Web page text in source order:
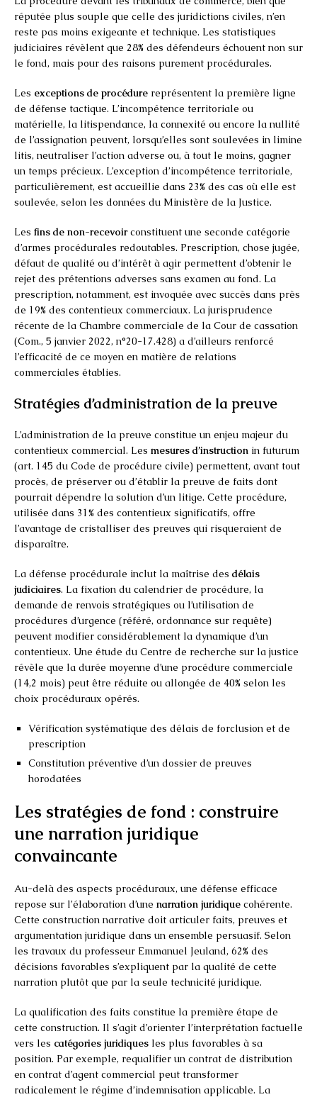
réputée plus souple que celle des juridictions civiles, n’en
reste pas moins exigeante et technique. Les statistiques
judiciaires révèlent que 28% des défendeurs échouent non sur
le fond, mais pour des raisons purement procédurales.
Les exceptions de procédure représentent la première ligne
de défense tactique. L’incompétence territoriale ou
matérielle, la litispendance, la connexité ou encore la nullité
de l’assignation peuvent, lorsqu’elles sont soulevées in limine
litis, neutraliser l’action adverse ou, à tout le moins, gagner
un temps précieux. L’exception d’incompétence territoriale,
particulièrement, est accueillie dans 23% des cas où elle est
soulevée, selon les données du Ministère de la Justice.
Les fins de non-recevoirconstituent une seconde catégorie
d’armes procédurales redoutables. Prescription, chose jugée,
défaut de qualité ou d’intérêt à agir permettent d’obtenir le
rejet des prétentions adverses sans examen au fond. La
prescription, notamment, est invoquée avec succès dans près
de 19% des contentieux commerciaux. La jurisprudence
récente de la Chambre commerciale de la Cour de cassation
(Com., 5 janvier 2022, n°20-17.428) a d’ailleurs renforcé
l’efficacité de ce moyen en matière de relations
commerciales établies.
Stratégies d’administration de la preuve
L’administration de la preuve constitue un enjeu majeur du
contentieux commercial. Les mesures d’instruction in futurum
(art. 145 du Code de procédure civile) permettent, avant tout
procès, de préserver ou d’établir la preuve de faits dont
pourrait dépendre la solution d’un litige. Cette procédure,
utilisée dans 31% des contentieux significatifs, offre
l’avantage de cristalliser des preuves qui risqueraient de
disparaître.
La défense procédurale inclut la maîtrise des délais
judiciaires. La fixation du calendrier de procédure, la
demande de renvois stratégiques ou l’utilisation de
procédures d’urgence (référé, ordonnance sur requête)
peuvent modifier considérablement la dynamique d’un
contentieux. Une étude du Centre de recherche sur la justice
révèle que la durée moyenne d’une procédure commerciale
(14,2 mois) peut être réduite ou allongée de 40% selon les
choix procéduraux opérés.
Vérification systématique des délais de forclusion et de
prescription
Constitution préventive d’un dossier de preuves
horodatées
Les stratégies de fond : construire
une narration juridique
convaincante
Au-delà des aspects procéduraux, une défense efficace
repose sur l’élaboration d’une narration juridique cohérente.
Cette construction narrative doit articuler faits, preuves et
argumentation juridique dans un ensemble persuasif. Selon
les travaux du professeur Emmanuel Jeuland, 62% des
décisions favorables s’expliquent par la qualité de cette
narration plutôt que par la seule technicité juridique.
La qualification des faits constitue la première étape de
cette construction. Il s’agit d’orienter l’interprétation factuelle
vers les catégories juridiques les plus favorables à sa
position. Par exemple, requalifier un contrat de distribution
en contrat d’agent commercial peut transformer
radicalement le régime d’indemnisation applicable. La